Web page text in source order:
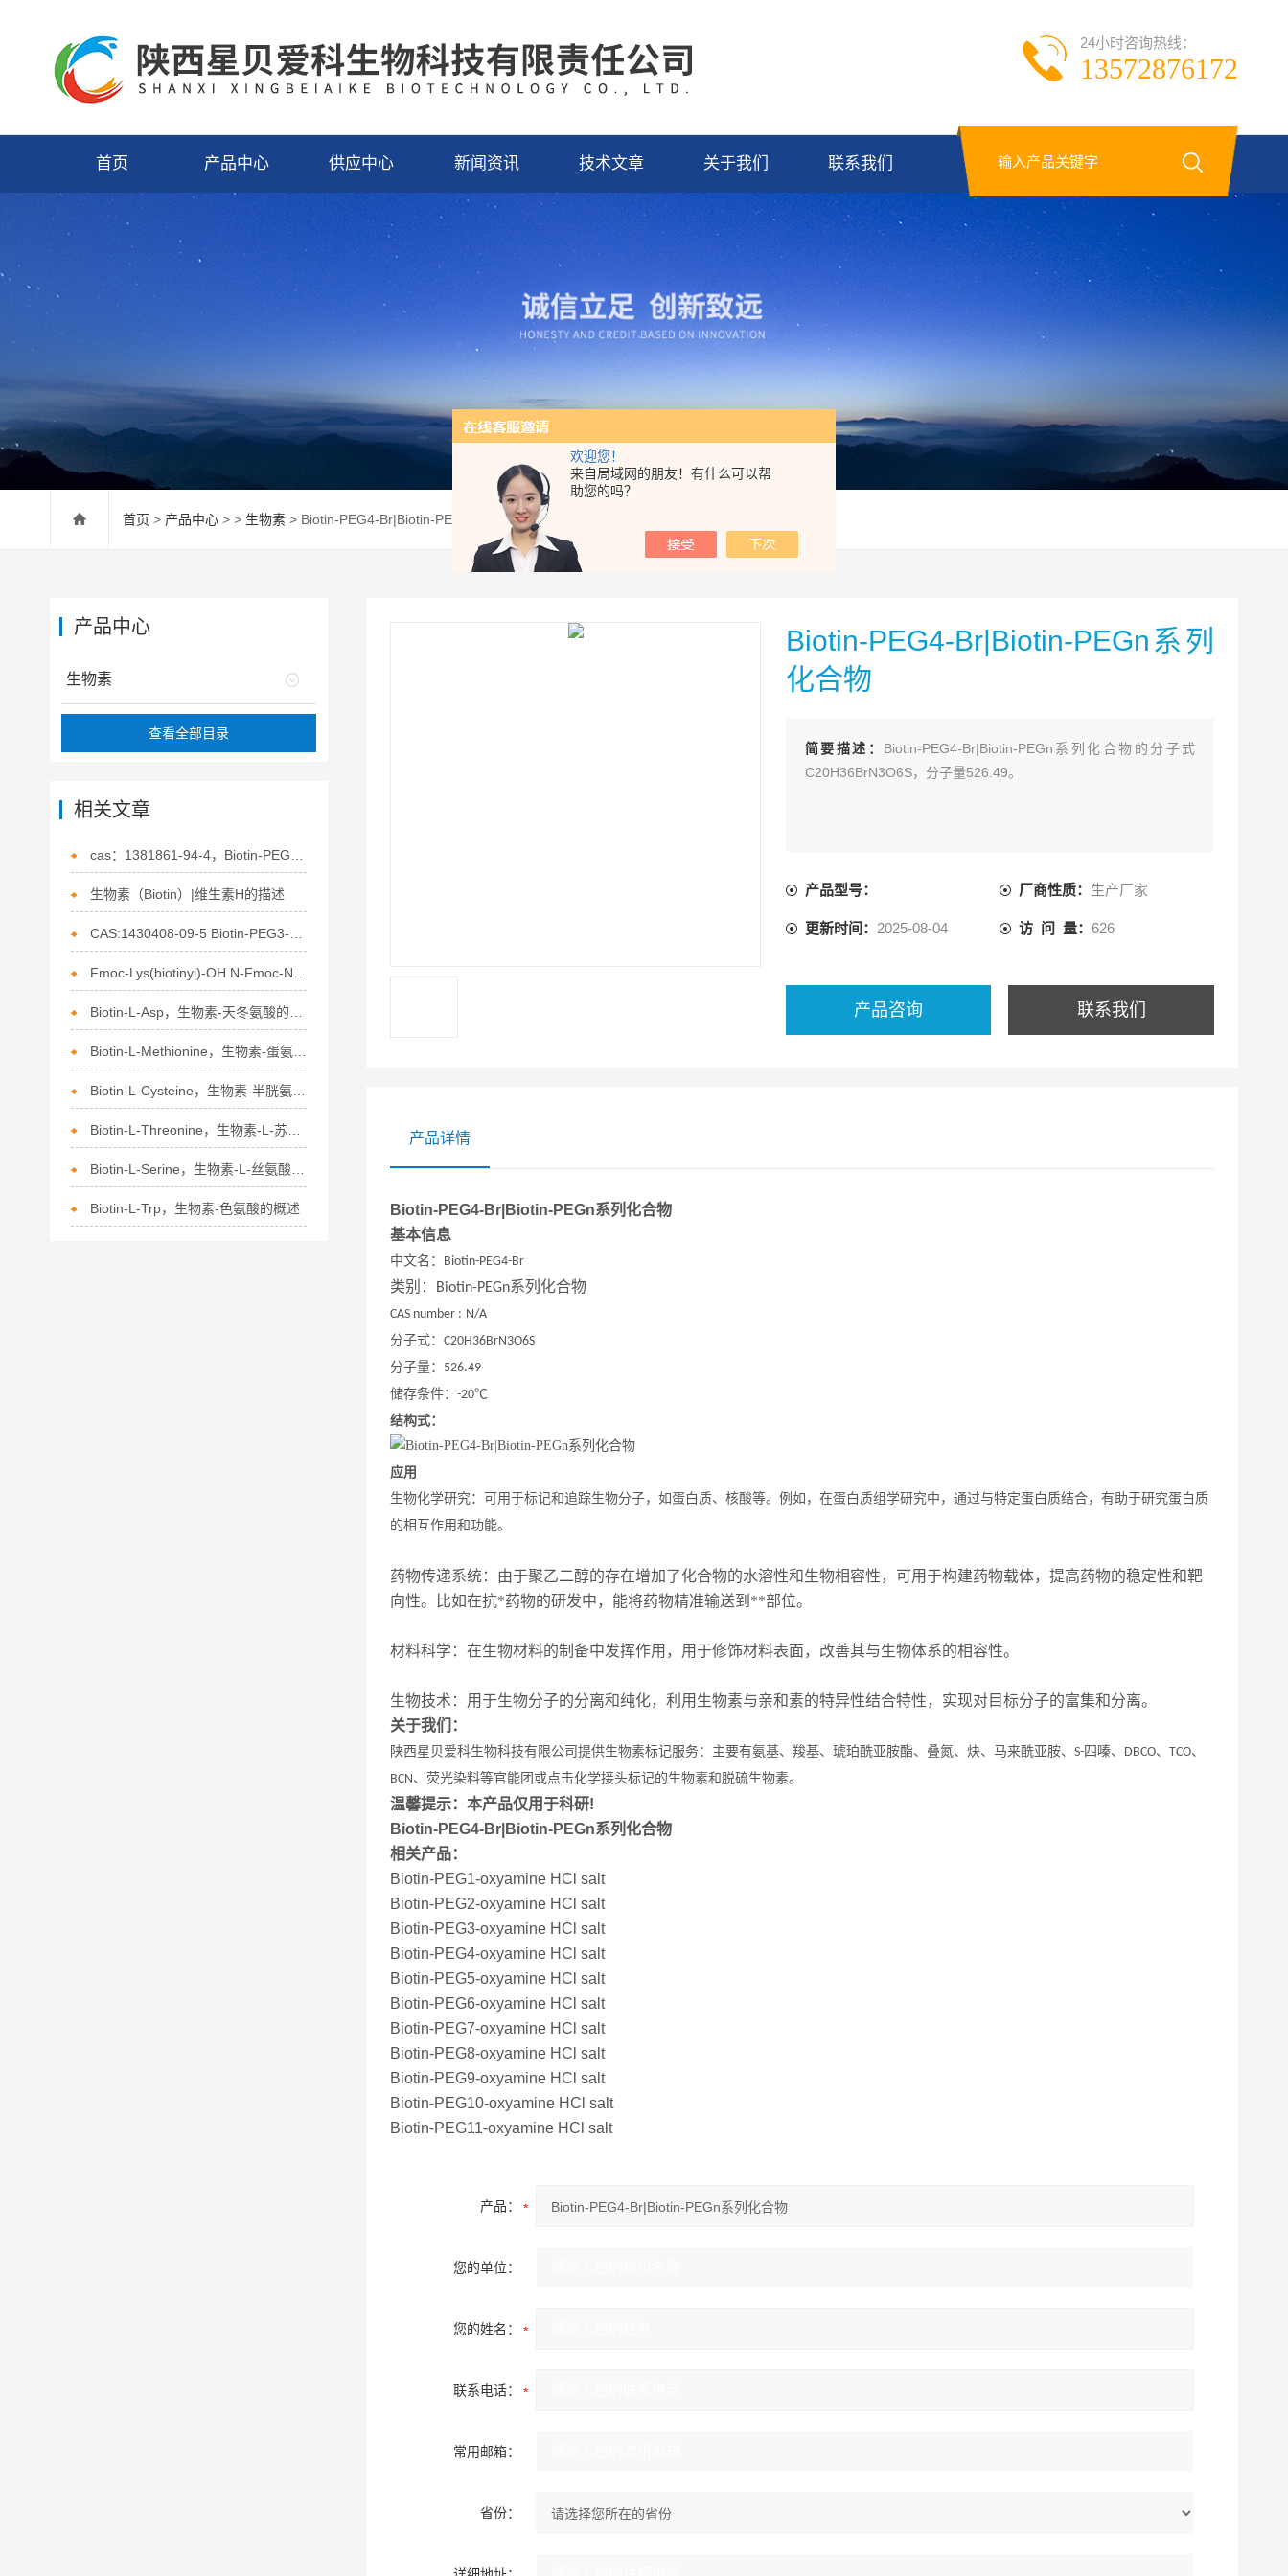
欢迎您！
来自局域网的朋友！有什么可以帮
助您的吗？
24小时咨询热线：
13572876172
首页 产品中心 供应中心 新闻资讯 技术文章 关于我们 联系我们
首页 > 产品中心 > > 生物素 > Biotin-PEG4-Br|Biotin-PEGn系列化合物
Biotin-PEG4-Br|Biotin-PEGn系列
化合物
简要描述： Biotin-PEG4-Br|Biotin-PEGn系列化合物的分子式
C20H36BrN3O6S，分子量526.49。
产品型号： 厂商性质： 生产厂家
更新时间： 2025-08-04 访 问 量：626
产品咨询 联系我们
产品详情
Biotin-PEG4-Br|Biotin-PEGn系列化合物
基本信息
中文名： Biotin-PEG4-Br
类别： Biotin-PEGn系列化合物
CAS number : N/A
分子式： C20H36BrN3O6S
分子量： 526.49
储存条件： -20℃
结构式：
应用
生物化学研究：可用于标记和追踪生物分子，如蛋白质、核酸等。例如，在蛋白质组学研究中，通过与特定蛋白质结合，有助于研究蛋白质
的相互作用和功能。
药物传递系统：由于聚乙二醇的存在增加了化合物的水溶性和生物相容性，可用于构建药物载体，提高药物的稳定性和靶
向性。比如在抗*药物的研发中，能将药物精准输送到**部位。
材料科学：在生物材料的制备中发挥作用，用于修饰材料表面，改善其与生物体系的相容性。
生物技术：用于生物分子的分离和纯化，利用生物素与亲和素的特异性结合特性，实现对目标分子的富集和分离。
关于我们：
陕西星贝爱科生物科技有限公司提供生物素标记服务：主要有氨基、羧基、琥珀酰亚胺酯、叠氮、炔、马来酰亚胺、 S-四嗪、 DBCO、 TCO、
BCN、荧光染料等官能团或点击化学接头标记的生物素和脱硫生物素。
温馨提示：本产品仅用于科研!
Biotin-PEG4-Br|Biotin-PEGn系列化合物
相关产品：
Biotin-PEG1-oxyamine HCl salt
Biotin-PEG2-oxyamine HCl salt
Biotin-PEG3-oxyamine HCl salt
Biotin-PEG4-oxyamine HCl salt
Biotin-PEG5-oxyamine HCl salt
Biotin-PEG6-oxyamine HCl salt
Biotin-PEG7-oxyamine HCl salt
Biotin-PEG8-oxyamine HCl salt
Biotin-PEG9-oxyamine HCl salt
Biotin-PEG10-oxyamine HCl salt
Biotin-PEG11-oxyamine HCl salt
产品：
您的单位：
您的姓名：
联系电话：
常用邮箱：
省份：
产品中心
生物素
查看全部目录
相关文章
生物素（Biotin）|维生素H的描述
Biotin-L-Threonine，生物素-L-苏氨酸的分子结构与特性
Biotin-L-Serine，生物素-L-丝氨酸的特点
Biotin-L-Trp，生物素-色氨酸的概述